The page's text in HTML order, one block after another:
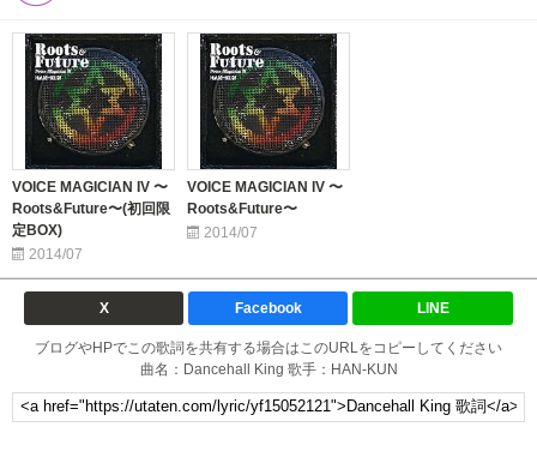
VOICE MAGICIAN IV 〜
Roots&Future〜(初回限
定BOX)
2014/07
VOICE MAGICIAN IV 〜
Roots&Future〜
2014/07
X Facebook LINE
ブログやHPでこの歌詞を共有する場合はこのURLをコピーしてください
曲名：Dancehall King 歌手：HAN-KUN